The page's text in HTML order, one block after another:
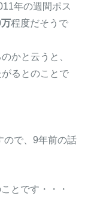
年の週間ポス
程度だそうで
かと云うと、
るとのことで
ので、9年前の話
とです・・・